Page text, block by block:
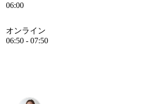
06:00
オンライン
06:50 - 07:50